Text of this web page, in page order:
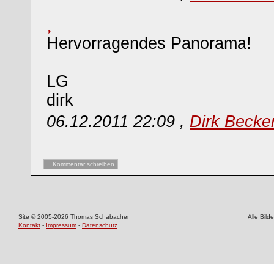
Hervorragendes Panorama!
LG
dirk
06.12.2011 22:09 , Dirk
Kommentar schreiben
Site © 2005-2026 Thomas Schabacher
Alle
Kontakt - Impressum - Datenschutz